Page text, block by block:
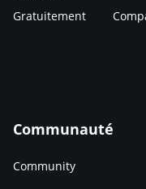
Gratuitement
Communauté
Community